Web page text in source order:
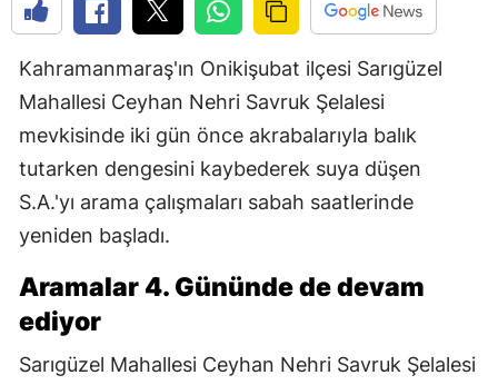
Kahramanmaraş'ın Onikişubat ilçesi Sarıgüzel
Mahallesi Ceyhan Nehri Savruk Şelalesi
mevkisinde iki gün önce akrabalarıyla balık
tutarken dengesini kaybederek suya düşen
S.A.'yı arama çalışmaları sabah saatlerinde
yeniden başladı.
Aramalar 4. Gününde de devam
ediyor
Sarıgüzel Mahallesi Ceyhan Nehri Savruk Şelalesi